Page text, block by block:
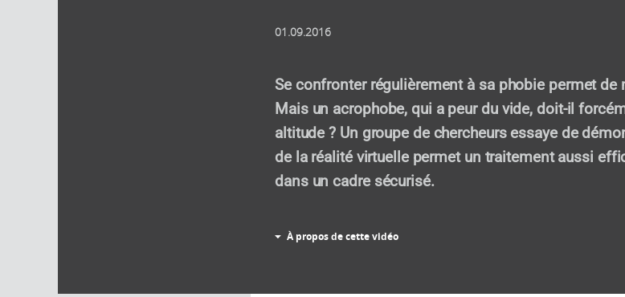
01.09.2016
Se confronter régulièrement à sa phobie permet de
Mais un acrophobe, qui a peur du vide, doit-il
altitude ? Un groupe de chercheurs essaye de
de la réalité virtuelle permet un traitement aussi
dans un cadre sécurisé.
À propos de cette vidéo